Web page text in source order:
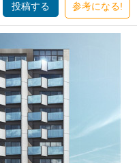
投稿する 参考になる!